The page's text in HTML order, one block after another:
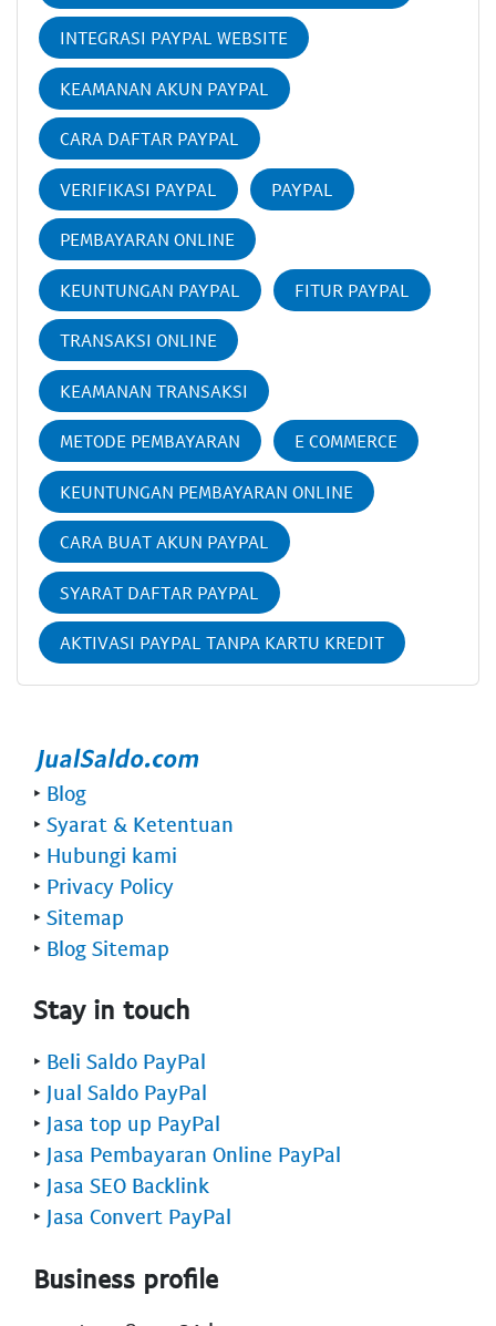
INTEGRASI PAYPAL WEBSITE
KEAMANAN AKUN PAYPAL
CARA DAFTAR PAYPAL
VERIFIKASI PAYPAL PAYPAL
PEMBAYARAN ONLINE
KEUNTUNGAN PAYPAL FITUR PAYPAL
TRANSAKSI ONLINE
KEAMANAN TRANSAKSI
METODE PEMBAYARAN E COMMERCE
KEUNTUNGAN PEMBAYARAN ONLINE
CARA BUAT AKUN PAYPAL
SYARAT DAFTAR PAYPAL
AKTIVASI PAYPAL TANPA KARTU KREDIT
‣ Blog
‣ Syarat & Ketentuan
‣ Hubungi kami
‣ Privacy Policy
‣ Sitemap
‣ Blog Sitemap
Stay in touch
‣ Beli Saldo PayPal
‣ Jual Saldo PayPal
‣ Jasa top up PayPal
‣ Jasa Pembayaran Online PayPal
‣ Jasa SEO Backlink
‣ Jasa Convert PayPal
Business profile